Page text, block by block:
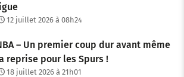
12 juillet 2026 à 08h24
– Un premier coup dur avant même
reprise pour les Spurs !
18 juillet 2026 à 21h01